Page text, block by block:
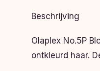
Beschrijving
Olaplex No.5P
ontkleurd haar.